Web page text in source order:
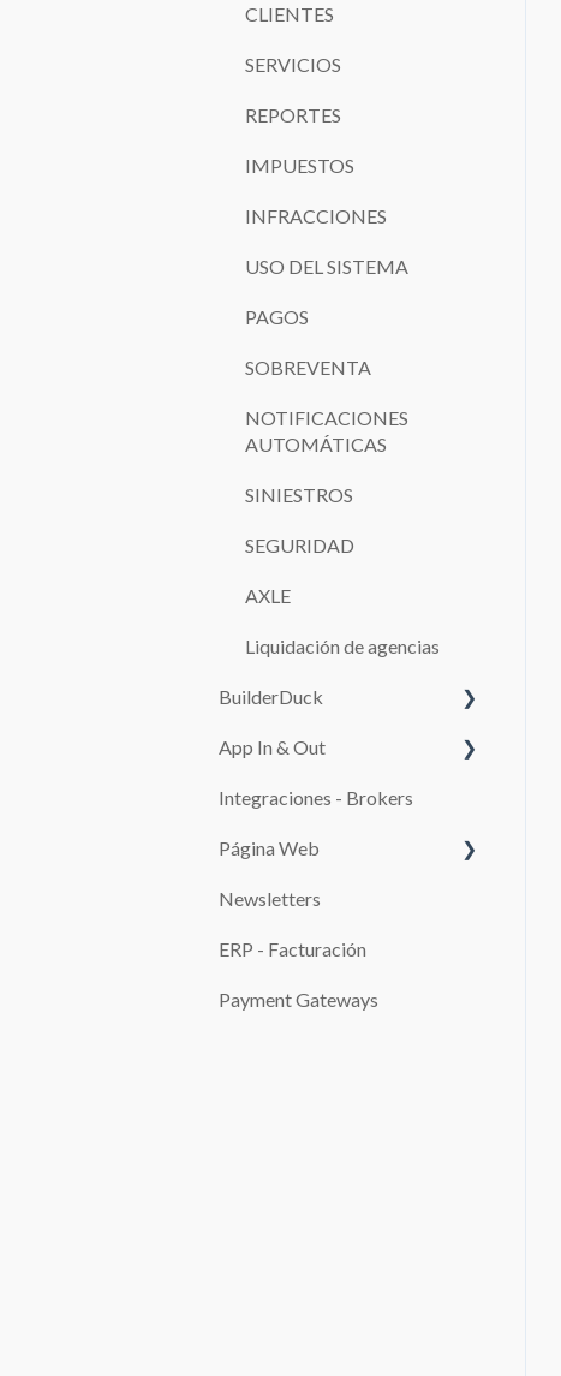
CLIENTES
SERVICIOS
REPORTES
IMPUESTOS
INFRACCIONES
USO DEL SISTEMA
PAGOS
SOBREVENTA
NOTIFICACIONES
AUTOMÁTICAS
SINIESTROS
SEGURIDAD
AXLE
Liquidación de agencias
BuilderDuck
Primeros pasos
Configura tu kit de marca
Edita las páginas de tu sitio
de Reservas y de la Página
App In & Out
Configuración
Integraciones - Brokers
Página Web
SISTEMAS DE PAGO
Promociones
Newsletters
ERP - Facturación
Payment Gateways